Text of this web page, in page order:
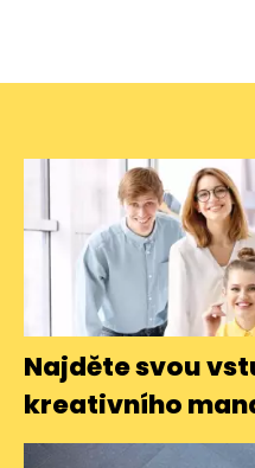
Najděte svou
kreativního